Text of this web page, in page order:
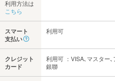
利用方法は
こちら
スマート
支払い
利用可
クレジット
カード
利用可 ：VISA､マスター
銀聯